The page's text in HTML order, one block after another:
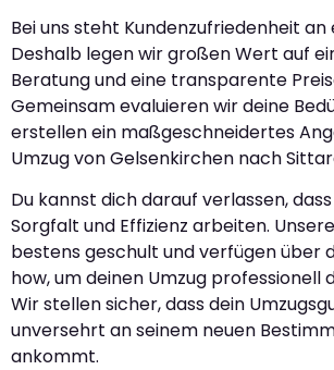
Bei uns steht Kundenzufriedenheit an
Deshalb legen wir großen Wert auf
Beratung und eine transparente
Gemeinsam evaluieren wir deine
erstellen ein maßgeschneidertes
Umzug von Gelsenkirchen nach
Du kannst dich darauf verlassen,
Sorgfalt und Effizienz arbeiten.
bestens geschult und verfügen über
how, um deinen Umzug professionell
Wir stellen sicher, dass dein
unversehrt an seinem neuen
ankommt.